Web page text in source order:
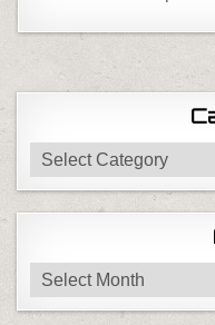
Categories
Arhive